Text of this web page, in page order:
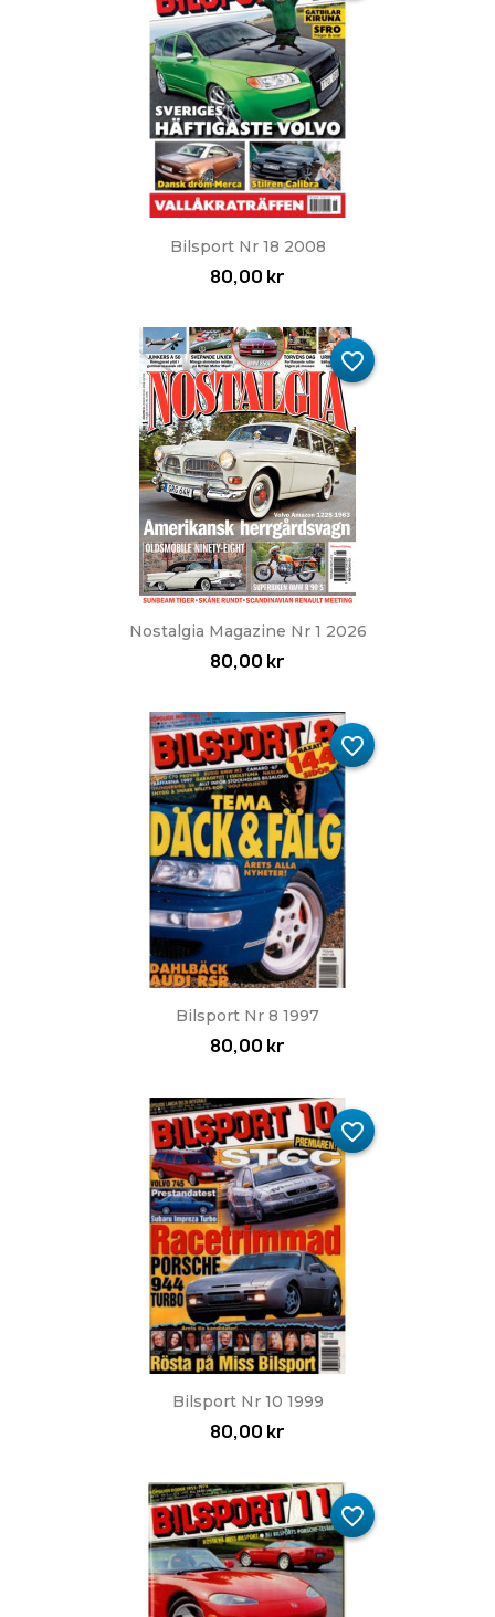
Bilsport Nr 18 2008
80,00 kr
Nostalgia Magazine Nr 1 2026
80,00 kr
favorite_border
Bilsport Nr 8 1997
80,00 kr
favorite_border
Bilsport Nr 10 1999
80,00 kr
favorite_border
favorite_border